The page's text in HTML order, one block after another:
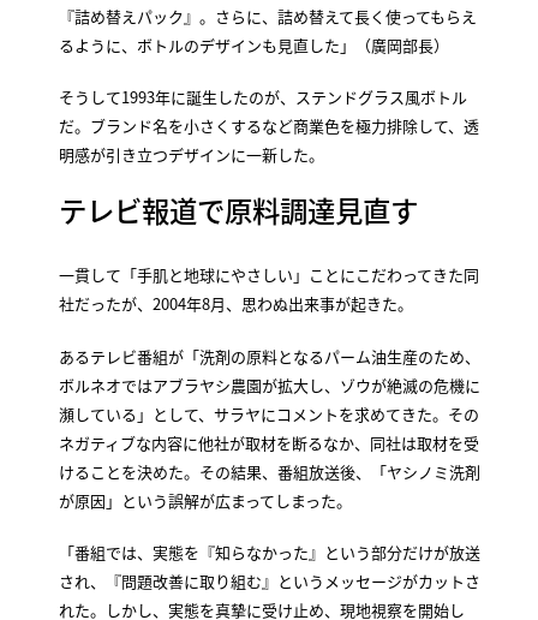
『詰め替えパック』。さらに、詰め替えて長く使ってもらえ
るように、ボトルのデザインも見直した」（廣岡部長）
そうして1993年に誕生したのが、ステンドグラス風ボトル
だ。ブランド名を小さくするなど商業色を極力排除して、透
明感が引き立つデザインに一新した。
テレビ報道で原料調達見直す
一貫して「手肌と地球にやさしい」ことにこだわってきた同
社だったが、2004年8月、思わぬ出来事が起きた。
あるテレビ番組が「洗剤の原料となるパーム油生産のため、
ボルネオではアブラヤシ農園が拡大し、ゾウが絶滅の危機に
瀕している」として、サラヤにコメントを求めてきた。その
ネガティブな内容に他社が取材を断るなか、同社は取材を受
けることを決めた。その結果、番組放送後、「ヤシノミ洗剤
が原因」という誤解が広まってしまった。
「番組では、実態を『知らなかった』という部分だけが放送
され、『問題改善に取り組む』というメッセージがカットさ
れた。しかし、実態を真摯に受け止め、現地視察を開始し